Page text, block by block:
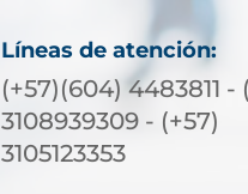
Líneas de atención:
(+57)(604) 4483811 -
3108939309 - (+57)
3105123353